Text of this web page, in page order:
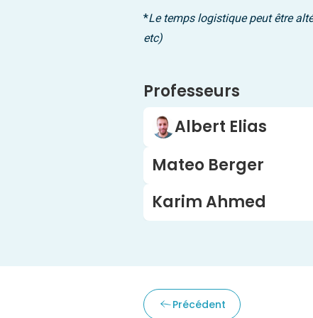
*Le temps logistique peut être
etc)
Professeurs
Albert Elias
Mateo Berger
Karim Ahmed
Précédent